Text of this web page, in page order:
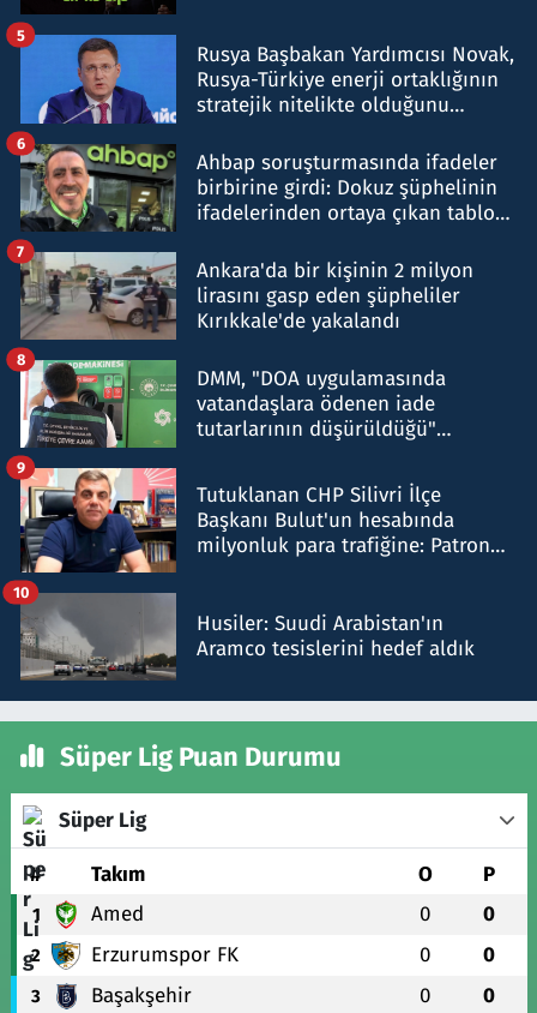
Rusya Başbakan Yardımcısı Novak,
Rusya-Türkiye enerji ortaklığının
stratejik nitelikte olduğunu
5
Ahbap soruşturmasında ifadeler
birbirine girdi: Dokuz şüphelinin
ifadelerinden ortaya çıkan tablo
6
Ankara'da bir kişinin 2 milyon
lirasını gasp eden şüpheliler
Kırıkkale'de yakalandı
7
DMM, "DOA uygulamasında
vatandaşlara ödenen iade
tutarlarının düşürüldüğü"
8
Tutuklanan CHP Silivri İlçe
Başkanı Bulut'un hesabında
milyonluk para trafiğine: Patron
9
Husiler: Suudi Arabistan'ın
Aramco tesislerini hedef aldık
10
Süper Lig Puan Durumu
Süper Lig
# Takım O P
1 Amed 0 0
2 Erzurumspor FK 0 0
3 Başakşehir 0 0